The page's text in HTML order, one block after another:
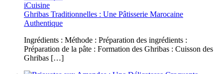
iCuisine
Ghribas Traditionnelles : Une Pâtisserie Marocaine
Authentique
Ingrédients : Méthode : Préparation des ingrédients :
Préparation de la pâte : Formation des Ghribas : Cuisson des
Ghribas […]